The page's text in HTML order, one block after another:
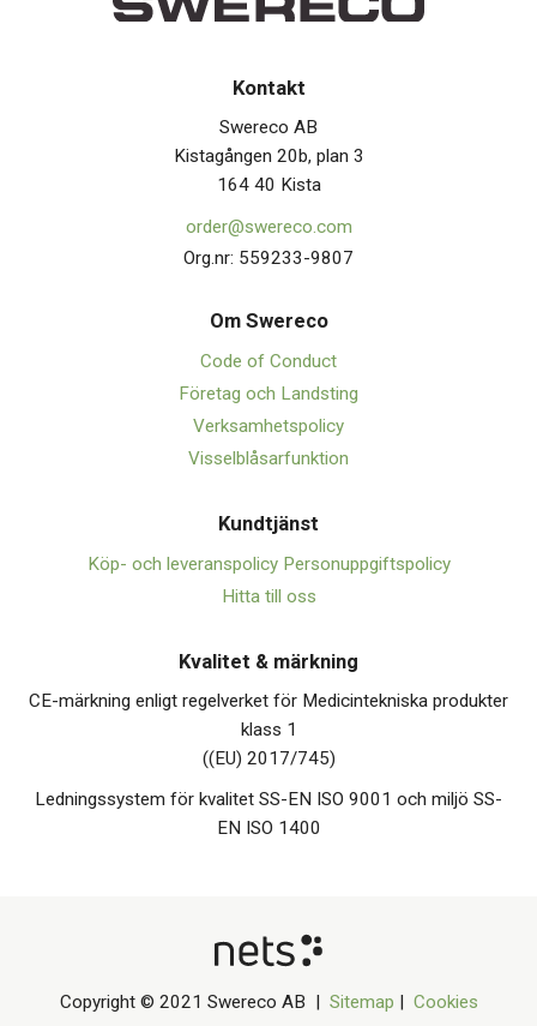
Kontakt
Swereco AB
Kistagången 20b, plan 3
164 40 Kista
order@swereco.com
Org.nr: 559233-9807
Om Swereco
Code of Conduct
Företag och Landsting
Verksamhetspolicy
Visselblåsarfunktion
Kundtjänst
Köp- och leveranspolicy Personuppgiftspolicy
Hitta till oss
Kvalitet & märkning
CE-märkning enligt regelverket för Medicintekniska produkter
klass 1
((EU) 2017/745)
Ledningssystem för kvalitet SS-EN ISO 9001 och miljö SS-
EN ISO 1400
Copyright © 2021 Swereco AB | Sitemap | Cookies